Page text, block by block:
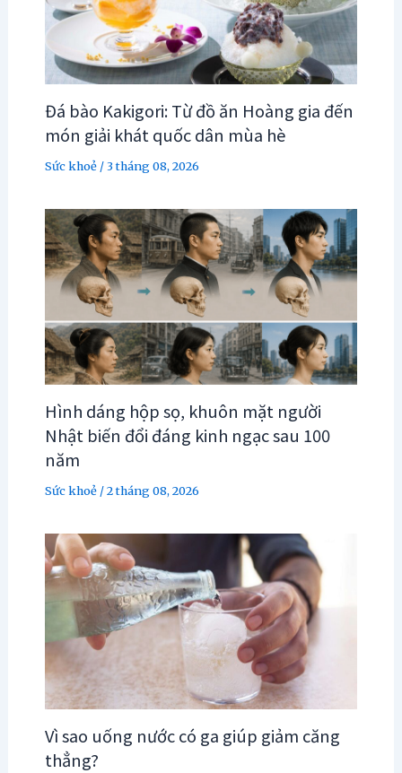
Đá bào Kakigori: Từ đồ ăn Hoàng gia đến
món giải khát quốc dân mùa hè
Sức khoẻ/3 tháng 08, 2026
Hình dáng hộp sọ, khuôn mặt người
Nhật biến đổi đáng kinh ngạc sau 100
năm
Sức khoẻ/2 tháng 08, 2026
Vì sao uống nước có ga giúp giảm căng
thẳng?